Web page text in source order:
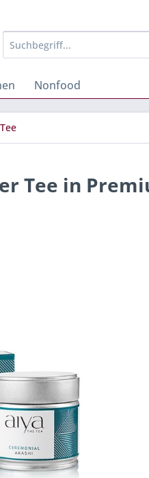
Nonfood
Tee in